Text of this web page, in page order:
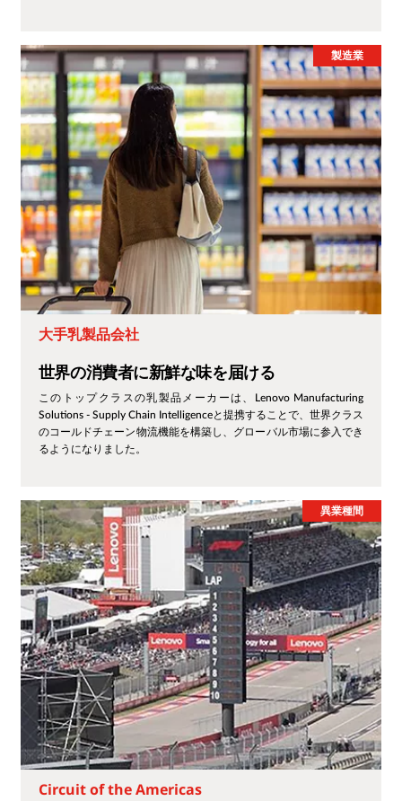
製造業
大手乳製品会社
世界の消費者に新鮮な味を届ける
このトップクラスの乳製品メーカーは、Lenovo Manufacturing
Solutions - Supply Chain Intelligenceと提携することで、世界クラス
のコールドチェーン物流機能を構築し、グローバル市場に参入でき
るようになりました。
異業種間
Circuit of the Americas